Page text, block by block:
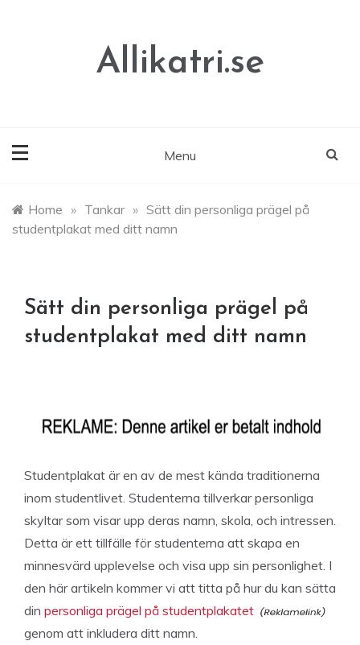
Allikatri.se
Menu
Home » Tankar » Sätt din personliga prägel på
studentplakat med ditt namn
Sätt din personliga prägel på
studentplakat med ditt namn
Studentplakat är en av de mest kända traditionerna
inom studentlivet. Studenterna tillverkar personliga
skyltar som visar upp deras namn, skola, och intressen.
Detta är ett tillfälle för studenterna att skapa en
minnesvärd upplevelse och visa upp sin personlighet. I
den här artikeln kommer vi att titta på hur du kan sätta
din personliga prägel på studentplakatet
genom att inkludera ditt namn.